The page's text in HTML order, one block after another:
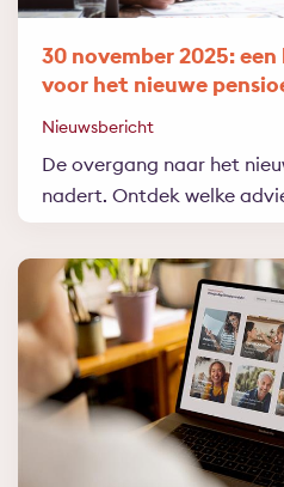
30 november 2025:
voor het nieuwe
Nieuwsbericht
De overgang naar het
nadert. Ontdek welke